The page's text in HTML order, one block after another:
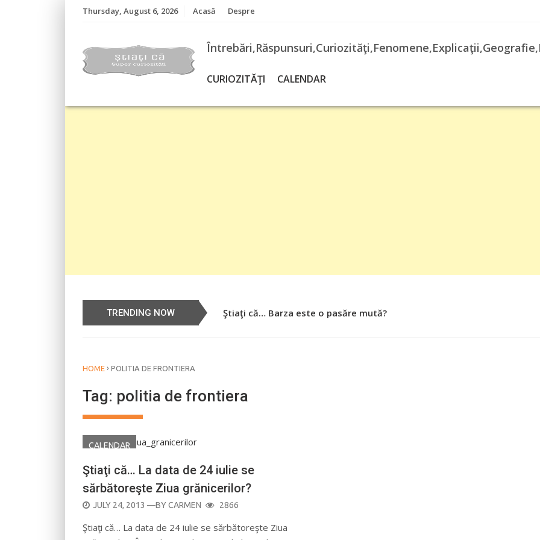
Thursday, August 6, 2026 Acasă Despre
CURIOZITĂŢI CALENDAR
TRENDING NOW Ştiaţi că… Barza este o pasăre mută?
Știați că… Roşiile îsi păstrează substanţele benefice organismului
HOME › POLITIA DE FRONTIERA
Tag: politia de frontiera
CALENDAR
Ştiaţi că… La data de 24 iulie se
sărbătoreşte Ziua grănicerilor?
POSTED
JULY 24, 2013 —BYCARMEN 2866
Ştiaţi că… La data de 24 iulie se sărbătoreşte Ziua